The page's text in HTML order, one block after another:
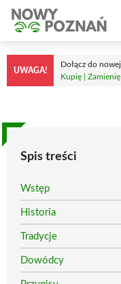
Przejdź
treści
UWAGA!
Dołącz do
Kupię |
Spis treści
Wstęp
Historia
Tradycje
Dowódcy